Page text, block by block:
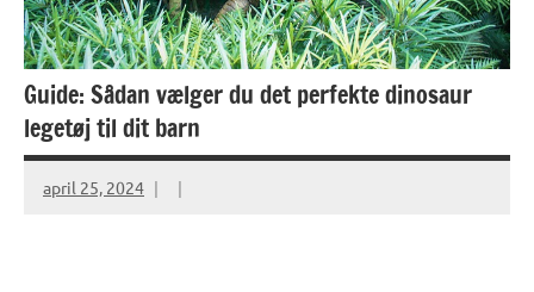
Guide: Sådan vælger du det perfekte dinosaur
legetøj til dit barn
april 25, 2024